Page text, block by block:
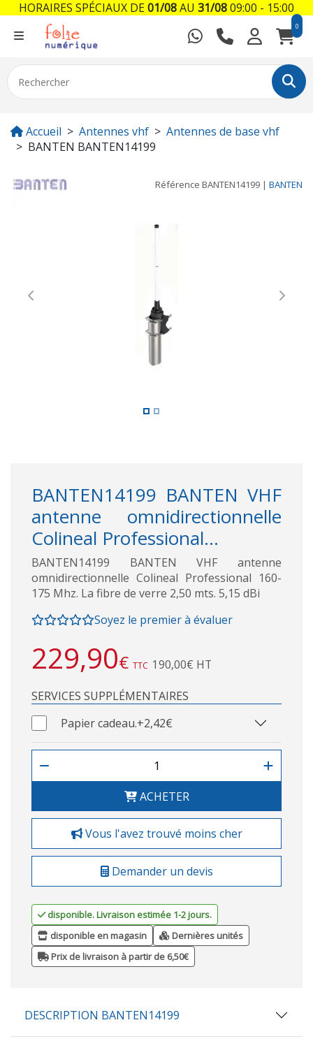
0
Accueil Antennes vhf
Antennes de base vhf
BANTEN BANTEN14199
Référence BANTEN14199 | BANTEN
Previous Next
BANTEN14199 BANTEN VHF
antenne omnidirectionnelle
Colineal Professional...
BANTEN14199 BANTEN VHF antenne
omnidirectionnelle Colineal Professional 160-
175 Mhz. La fibre de verre 2,50 mts. 5,15 dBi
Soyez le premier à évaluer
229,90€ TTC 190,00€ HT
SERVICES SUPPLÉMENTAIRES
Papier cadeau.+2,42€
ACHETER
Vous l'avez trouvé moins cher
Demander un devis
disponible. Livraison estimée 1-2 jours.
disponible en magasin
Dernières unités
Prix de livraison à partir de 6,50€
DESCRIPTION BANTEN14199
HORAIRES SPÉCIAUX DE01/08AU 31/0809:00 - 15:00